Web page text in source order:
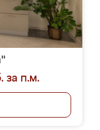
за п.м.